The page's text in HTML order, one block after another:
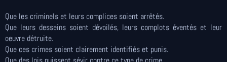
Que les criminels et leurs complices soient arrêtés.
Que leurs desseins soient dévoilés, leurs complots éventés et leur
oeuvre détruite.
Que ces crimes soient clairement identifiés et punis.